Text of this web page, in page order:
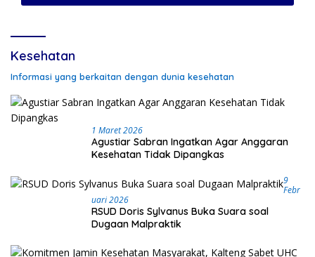
Kesehatan
Informasi yang berkaitan dengan dunia kesehatan
1 Maret 2026
Agustiar Sabran Ingatkan Agar Anggaran
Kesehatan Tidak Dipangkas
9
Febr
Uari 2026
RSUD Doris Sylvanus Buka Suara soal
Dugaan Malpraktik